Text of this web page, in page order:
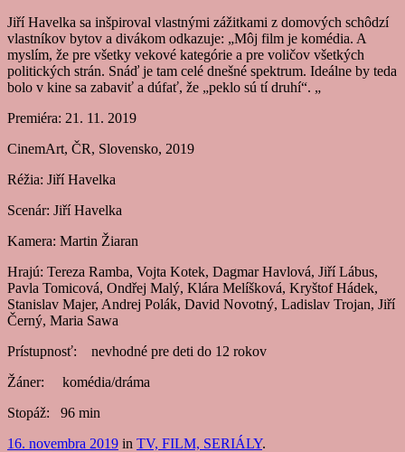
Jiří Havelka sa inšpiroval vlastnými zážitkami z domových schôdzí
vlastníkov bytov a divákom odkazuje: „Môj film je komédia. A
myslím, že pre všetky vekové kategórie a pre voličov všetkých
politických strán. Snáď je tam celé dnešné spektrum. Ideálne by teda
bolo v kine sa zabaviť a dúfať, že „peklo sú tí druhí“. „
Premiéra: 21. 11. 2019
CinemArt, ČR, Slovensko, 2019
Réžia: Jiří Havelka
Scenár: Jiří Havelka
Kamera: Martin Žiaran
Hrajú: Tereza Ramba, Vojta Kotek, Dagmar Havlová, Jiří Lábus,
Pavla Tomicová, Ondřej Malý, Klára Melíšková, Kryštof Hádek,
Stanislav Majer, Andrej Polák, David Novotný, Ladislav Trojan, Jiří
Černý, Maria Sawa
Prístupnosť: nevhodné pre deti do 12 rokov
Žáner: komédia/dráma
Stopáž: 96 min
16. novembra 2019 in TV, FILM, SERIÁLY.